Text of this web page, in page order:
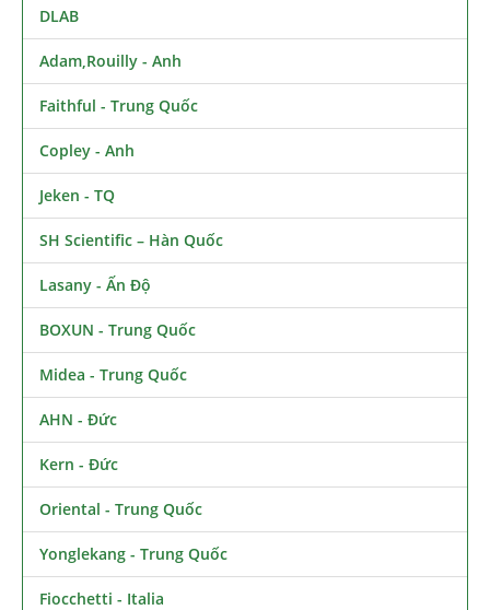
DLAB
Adam,Rouilly - Anh
Faithful - Trung Quốc
Copley - Anh
Jeken - TQ
SH Scientific – Hàn Quốc
Lasany - Ấn Độ
BOXUN - Trung Quốc
Midea - Trung Quốc
AHN - Đức
Kern - Đức
Oriental - Trung Quốc
Yonglekang - Trung Quốc
Fiocchetti - Italia